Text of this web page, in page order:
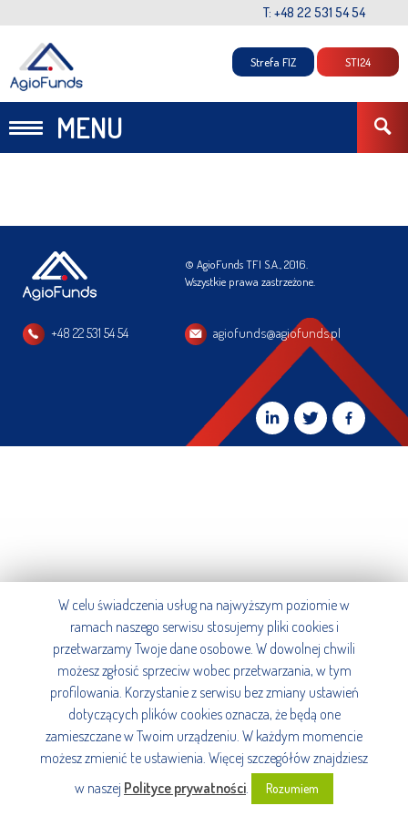
T: +48 22 531 54 54
MENU
Strefa FIZ STI24
© AgioFunds TFI S.A., 2016.
Wszystkie prawa zastrzeżone.
+48 22 531 54 54 agiofunds@agiofunds.pl
W celu świadczenia usług na najwyższym poziomie w
ramach naszego serwisu stosujemy pliki cookies i
przetwarzamy Twoje dane osobowe. W dowolnej chwili
możesz zgłosić sprzeciw wobec przetwarzania, w tym
profilowania. Korzystanie z serwisu bez zmiany ustawień
dotyczących plików cookies oznacza, że będą one
zamieszczane w Twoim urządzeniu. W każdym momencie
możesz zmienić te ustawienia. Więcej szczegółów znajdziesz
w naszej Polityce prywatności. Rozumiem